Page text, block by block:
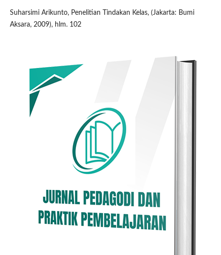
Suharsimi Arikunto, Penelitian Tindakan Kelas, (Jakarta: Bumi
Aksara, 2009), hlm. 102